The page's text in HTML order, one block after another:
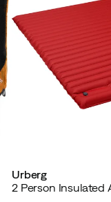
Urberg
2 Person Insulated